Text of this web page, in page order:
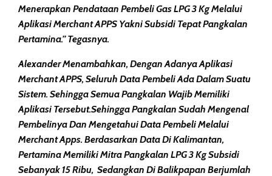
Menerapkan Pendataan Pembeli Gas LPG 3 Kg Melalui
Aplikasi Merchant APPS Yakni Subsidi Tepat Pangkalan
Pertamina.” Tegasnya.
Alexander Menambahkan, Dengan Adanya Aplikasi
Merchant APPS, Seluruh Data Pembeli Ada Dalam Suatu
Sistem. Sehingga Semua Pangkalan Wajib Memiliki
Aplikasi Tersebut.sehingga Pangkalan Sudah Mengenal
Pembelinya Dan Mengetahui Data Pembeli Melalui
Merchant Apps. Berdasarkan Data Di Kalimantan,
Pertamina Memiliki Mitra Pangkalan LPG 3 Kg Subsidi
Sebanyak 15 Ribu, Sedangkan Di Balikpapan Berjumlah